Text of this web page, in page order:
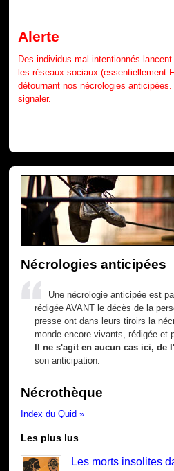
Alerte
Des individus mal intentionnés
les réseaux sociaux (essentiellement
détournant nos nécrologies
signaler.
Nécrologies anticipées
Une nécrologie anticipée est
rédigée AVANT le décès de la
presse ont dans leurs tiroirs la
monde encore vivants, rédigée et
Il ne s'agit en aucun cas ici, de
son anticipation.
Nécrothèque
Index du Quid »
Les plus lus
Les morts insolites